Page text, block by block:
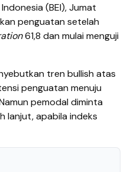
(BEI), Jumat
penguatan setelah
61,8 dan mulai menguji
tren bullish atas
penguatan menuju
pemodal diminta
lanjut, apabila indeks